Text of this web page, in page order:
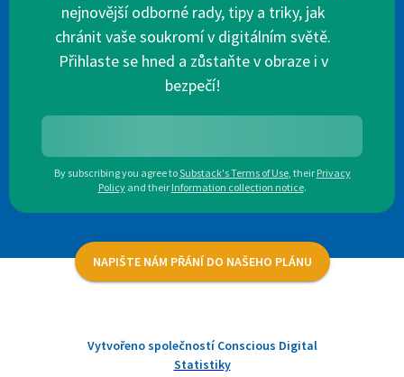
nejnovější odborné rady, tipy a triky, jak
chránit vaše soukromí v digitálním světě.
Přihlaste se hned a zůstaňte v obraze i v
bezpečí!
By subscribing you agree toSubstack's Terms of Use, their Privacy
Policy and their Information collection notice.
NAPIŠTE NÁM PŘÁNÍ DO NAŠEHO PLÁNU
Vytvořeno společností Conscious Digital
Statistiky